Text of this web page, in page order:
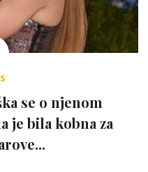
se o njenom
je bila kobna za